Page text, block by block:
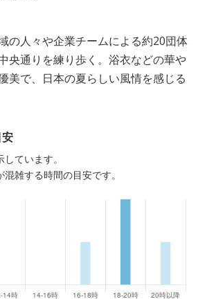
の人々や企業チームによる約20団体
央通りを練り歩く。浴衣などの華や
美で、日本の夏らしい風情を感じる
ています。
雑する時間の目安です。